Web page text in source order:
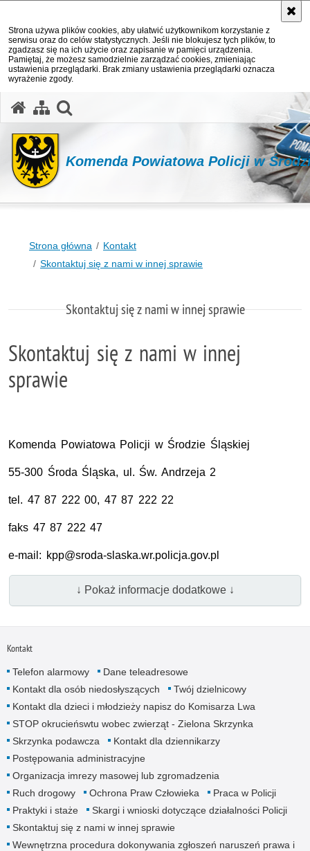
Strona używa plików cookies, aby ułatwić użytkownikom korzystanie z
serwisu oraz do celów statystycznych. Jeśli nie blokujesz tych plików, to
zgadzasz się na ich użycie oraz zapisanie w pamięci urządzenia.
Pamiętaj, że możesz samodzielnie zarządzać cookies, zmieniając
ustawienia przeglądarki. Brak zmiany ustawienia przeglądarki oznacza
wyrażenie zgody.
Komenda Powiatowa Policji w
Strona główna
Kontakt
Skontaktuj się z nami w innej sprawie
Skontaktuj się z nami w innej sprawie
Skontaktuj się z nami w innej
sprawie
Komenda Powiatowa Policji w Środzie Śląskiej
55-300 Środa Śląska, ul. Św. Andrzeja 2
tel. 47 87 222 00, 47 87 222 22
faks 47 87 222 47
e-mail: kpp@sroda-slaska.wr.policja.gov.pl
↓ Pokaż informacje dodatkowe ↓
Kontakt
Telefon alarmowy
Dane teleadresowe
Kontakt dla osób niedosłyszących
Twój dzielnicowy
Kontakt dla dzieci i młodzieży napisz do Komisarza Lwa
STOP okrucieńswtu wobec zwierząt - Zielona Skrzynka
Skrzynka podawcza
Kontakt dla dziennikarzy
Postępowania administracyjne
Organizacja imrezy masowej lub zgromadzenia
Ruch drogowy
Ochrona Praw Człowieka
Praca w Policji
Praktyki i staże
Skargi i wnioski dotyczące działalności Policji
Skontaktuj się z nami w innej sprawie
Wewnętrzna procedura dokonywania zgłoszeń naruszeń prawa i